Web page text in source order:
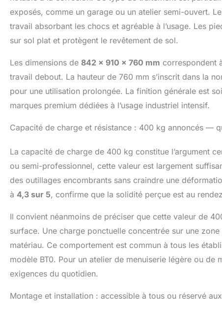
exposés, comme un garage ou un atelier semi-ouvert.
travail absorbant les chocs et agréable à l’usage. Les
sur sol plat et protègent le revêtement de sol.
Les dimensions de 842 x 910 x 760 mm correspondent
travail debout. La hauteur de 760 mm s’inscrit dans la
pour une utilisation prolongée. La finition générale est
marques premium dédiées à l’usage industriel intensif.
Capacité de charge et résistance : 400 kg annoncés —
La capacité de charge de 400 kg constitue l’argument
ou semi-professionnel, cette valeur est largement
des outillages encombrants sans craindre une
à 4,3 sur 5, confirme que la solidité perçue est au
Il convient néanmoins de préciser que cette valeur de
surface. Une charge ponctuelle concentrée sur une
matériau. Ce comportement est commun à tous les
modèle BT0. Pour un atelier de menuiserie légère ou
exigences du quotidien.
Montage et installation : accessible à tous ou réservé